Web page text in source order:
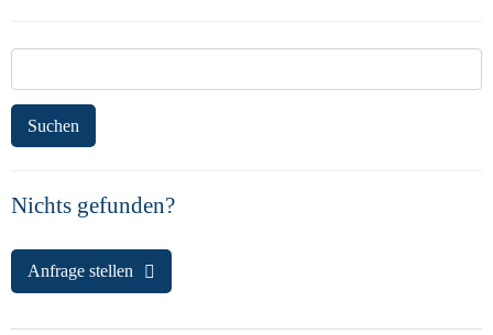
Suchen
Nichts gefunden?
Anfrage stellen